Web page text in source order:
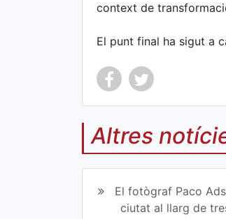
context de
El punt final ha sigut a
Co
art
Co
art
Altres
El fotògraf Paco
ciutat al llarg de